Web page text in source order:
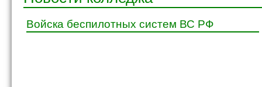
Войска беспилотных систем ВС РФ